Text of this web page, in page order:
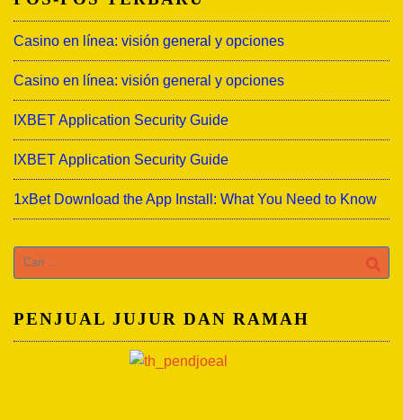
Casino en línea: visión general y opciones
Casino en línea: visión general y opciones
IXBET Application Security Guide
IXBET Application Security Guide
1xBet Download the App Install: What You Need to Know
Cari
untuk:
PENJUAL JUJUR DAN RAMAH